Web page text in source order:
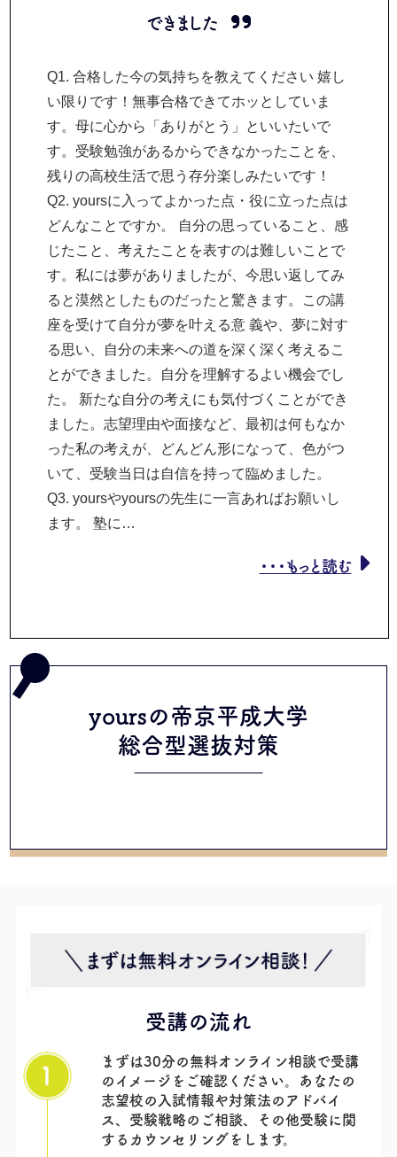
できました
Q1. 合格した今の気持ちを教えてください 嬉し
い限りです！無事合格できてホッとしていま
す。母に心から「ありがとう」といいたいで
す。受験勉強があるからできなかったことを、
残りの高校生活で思う存分楽しみたいです！
Q2. yoursに入ってよかった点・役に立った点は
どんなことですか。 自分の思っていること、感
じたこと、考えたことを表すのは難しいことで
す。私には夢がありましたが、今思い返してみ
ると漠然としたものだったと驚きます。この講
座を受けて自分が夢を叶える意 義や、夢に対す
る思い、自分の未来への道を深く深く考えるこ
とができました。自分を理解するよい機会でし
た。 新たな自分の考えにも気付づくことができ
ました。志望理由や面接など、最初は何もなか
った私の考えが、どんどん形になって、色がつ
いて、受験当日は自信を持って臨めました。
Q3. yoursやyoursの先生に一言あればお願いし
ます。 塾に…
・・・もっと読む
yoursの帝京平成大学
総合型選抜対策
受講の流れ
まずは30分の無料オンライン相談で受講
のイメージをご確認ください。あなたの
志望校の入試情報や対策法のアドバイ
ス、受験戦略のご相談、その他受験に関
するカウンセリングをします。